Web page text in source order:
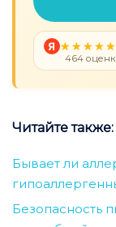
Я
464
Читайте также:
Бывает ли
Безопасность